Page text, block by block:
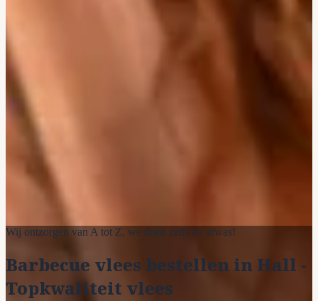
Wij ontzorgen van A tot Z, we doen zelfs de afwas!
Barbecue vlees bestellen in Hall -
Topkwaliteit vlees